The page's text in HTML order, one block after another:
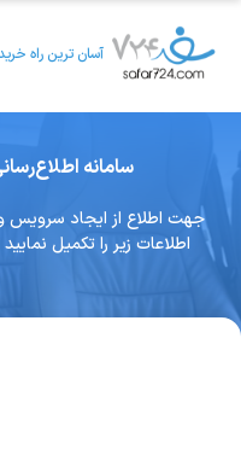
آسان ترین راه
سامانه
جهت اطلاع از ایجاد سرویس
اطلاعات زیر را تکمیل